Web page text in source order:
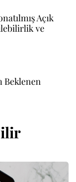
Açık
ve
Beklenen